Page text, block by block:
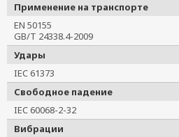
Применение на транспорте
EN 50155
GB/T 24338.4-2009
Удары
IEC 61373
Свободное падение
IEC 60068-2-32
Вибрации